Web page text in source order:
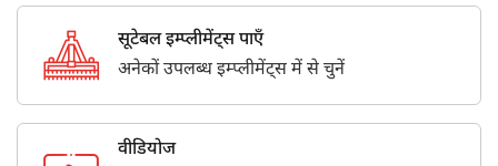
सूटेबल इम्प्लीमेंट्स पाएँ
अनेकों उपलब्ध इम्प्लीमेंट्स में से चुनें
वीडियोज